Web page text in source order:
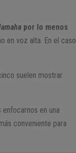
por lo menos
en voz alta. En el caso
suelen mostrar
en una
conveniente para